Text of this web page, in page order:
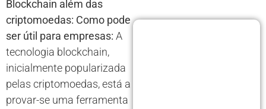
Blockchain além das
criptomoedas: Como pode
ser útil para empresas: A
tecnologia blockchain,
inicialmente popularizada
pelas criptomoedas, está a
provar-se uma ferramenta